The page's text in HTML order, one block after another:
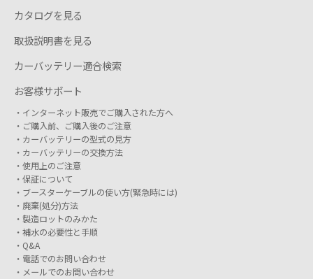
カタログを見る
取扱説明書を見る
カーバッテリー適合検索
お客様サポート
インターネット販売でご購入された方へ
ご購入前、ご購入後のご注意
カーバッテリーの型式の見方
カーバッテリーの交換方法
使用上のご注意
保証について
ブースターケーブルの使い方(緊急時には)
廃棄(処分)方法
製造ロットのみかた
補水の必要性と手順
Q&A
電話でのお問い合わせ
メールでのお問い合わせ